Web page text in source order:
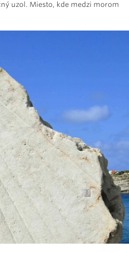
uzol. Miesto, kde medzi morom